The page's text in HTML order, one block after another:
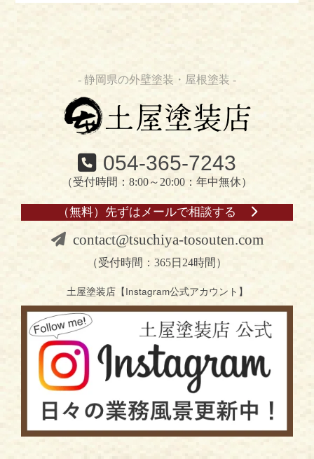
- 静岡県の外壁塗装・屋根塗装 -
054-365-7243
（受付時間：8:00～20:00：年中無休）
（無料）先ずはメールで相談する
contact@tsuchiya-tosouten.com
（受付時間：365日24時間）
土屋塗装店【Instagram公式アカウント】